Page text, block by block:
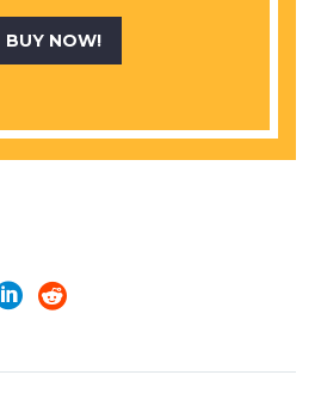
BUY NOW!